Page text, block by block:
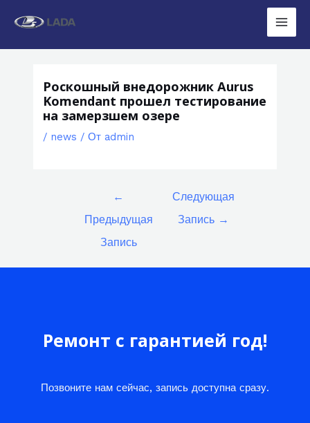
Main
Роскошный внедорожник Aurus
Komendant прошел тестирование
на замерзшем озере
/ news / От admin
←
Предыдущая
Запись
Следующая
Запись →
Ремонт с гарантией год!
Позвоните нам сейчас, запись доступна сразу.